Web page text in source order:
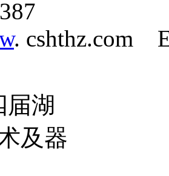
. cshthz.com